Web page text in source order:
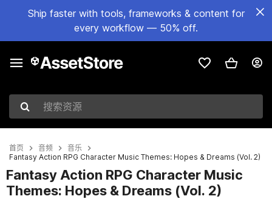
Ship faster with tools, frameworks & content for
every workflow — 50% off.
搜索资源
首页 音频
音乐
Fantasy Action RPG Character Music Themes: Hopes & Dreams (Vol. 2)
Fantasy Action RPG Character Music
Themes: Hopes & Dreams (Vol. 2)